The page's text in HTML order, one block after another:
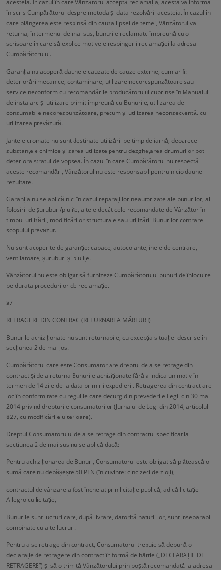
acesteia. În cazul în care Vânzătorul acceptă reclamația, acesta va informa
în scris Cumpărătorul despre metoda și data rezolvării acesteia. În cazul în
care plângerea este respinsă din cauza lipsei de temei, Vânzătorul va
returna, în termenul de mai sus, bunurile reclamate împreună cu o
scrisoare în care să explice motivele respingerii reclamației la adresa
Cumpărătorului.
Garanția nu acoperă daunele cauzate de cauze externe, cum ar fi:
deteriorări mecanice, contaminare, utilizare necorespunzătoare sau
service neconform cu recomandările producătorului cuprinse în Manualul
de instalare și utilizare primit împreună cu Bunurile, utilizarea de
consumabile necorespunzătoare, precum și utilizarea neconsecventă. cu
utilizarea prevăzută.
Jantele cromate nu sunt destinate utilizării pe timp de iarnă, deoarece
substanțele chimice și sarea utilizate pentru dezghețarea drumurilor pot
deteriora stratul de vopsea. În cazul în care Cumpărătorul nu respectă
aceste recomandări, Vânzătorul nu este responsabil pentru nicio daune
rezultate.
Garanția nu se aplică nici în cazul reparațiilor neautorizate ale bunurilor, al
folosirii de șuruburi/piulițe, altele decât cele recomandate de Vânzător în
timpul utilizării, modificărilor structurale sau utilizării Bunurilor contrare
scopului prevăzut.
Nu sunt acoperite de garanție: capace, autocolante, inele de centrare,
ventilatoare, șuruburi și piulițe.
Vânzătorul nu este obligat să furnizeze Cumpărătorului bunuri de înlocuire
pe durata procedurilor de reclamație.
§7
RETRAGERE DIN CONTRAC (RETURNAREA MĂRFURII)
Bunurile achiziționate nu sunt returnabile, cu excepția situației descrise în
secțiunea 2 de mai jos.
Cumpărătorul care este Consumator are dreptul de a se retrage din
contract și de a returna Bunurile achiziționate fără a indica un motiv în
termen de 14 zile de la data primirii expedierii. Retragerea din contract are
loc în conformitate cu regulile care decurg din prevederile Legii din 30 mai
2014 privind drepturile consumatorilor (Jurnalul de Legi din 2014, articolul
827, cu modificările ulterioare).
Dreptul Consumatorului de a se retrage din contractul specificat la
sectiunea 2 de mai sus nu se aplică dacă:
Pentru achiziționarea de Bunuri, Consumatorul este obligat să plătească o
sumă care nu depășește 50 PLN (în cuvinte: cincizeci de zloți),
contractul de vânzare a fost încheiat prin licitație publică, adică licitație
Allegro cu licitație,
Bunurile sunt lucruri care, după livrare, datorită naturii lor, sunt inseparabil
combinate cu alte lucruri.
Pentru a se retrage din contract, Consumatorul trebuie să depună o
declarație de retragere din contract în formă de hârtie („DECLARAȚIE DE
RETRAGERE”) și să o trimită Vânzătorului prin poștă recomandată la adresa